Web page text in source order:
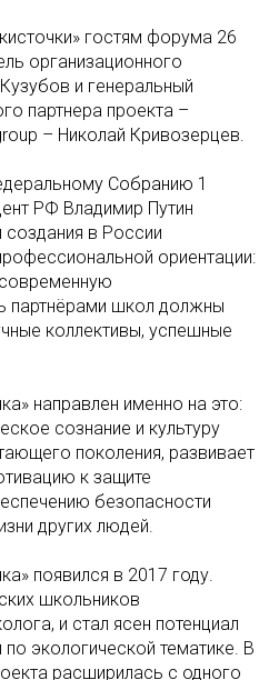
гостям форума 26
организационного
и генеральный
партнера проекта –
– Николай Кривозерцев.
Собранию 1
РФ Владимир Путин
в России
ориентации:
партнёрами школ должны
коллективы, успешные
направлен именно на это:
сознание и культуру
поколения, развивает
к защите
безопасности
других людей.
появился в 2017 году.
школьников
и стал ясен потенциал
экологической тематике. В
расширилась с одного